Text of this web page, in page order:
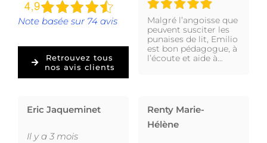
Note basée sur 74 avis
Retrouvez tous
nos avis clients
Malgré l’angoisse que
peuvent susciter les
punaises de lit, Emilio
est bon pédagogue, à
l’écoute et aide à…
Eric Jaqueminet
Il y a 3 mois
Renty Marie-
Hélène